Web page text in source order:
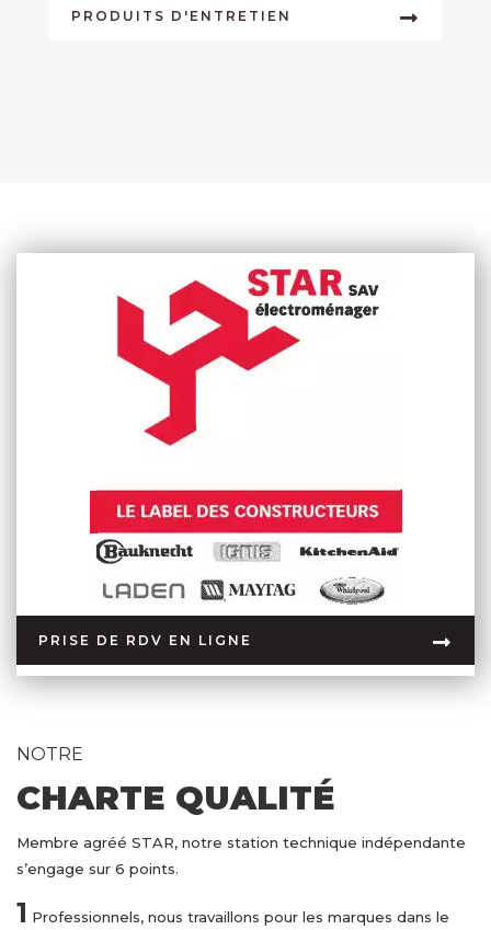
PRODUITS D'ENTRETIEN
PRISE DE RDV EN LIGNE
NOTRE
CHARTE QUALITÉ
Membre agréé STAR, notre station technique indépendante
s’engage sur 6 points.
1 Professionnels, nous travaillons pour les marques dans le